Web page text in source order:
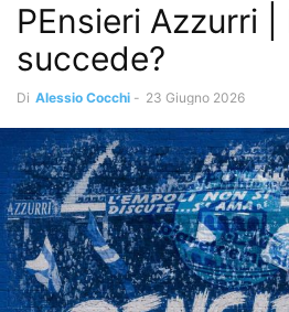
PEnsieri Azzurri |
succede?
Di Alessio Cocchi - 23 Giugno 2026